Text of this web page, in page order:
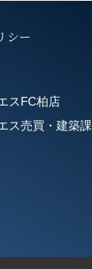
シー
スFC柏店
ス売買・建築課